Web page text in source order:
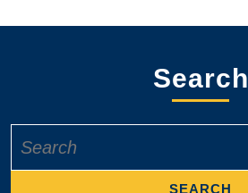
Search
for: